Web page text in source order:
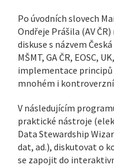
Po úvodních slovech
Ondřeje Prášila (AV
diskuse s názvem
MŠMT, GA ČR, EOSC,
implementace principů
mnohém i kontroverzní
V následujícím
praktické nástroje
Data Stewardship
dat, ad.), diskutovat o
se zapojit do